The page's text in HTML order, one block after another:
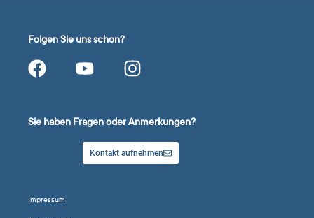
Folgen Sie uns schon?
Sie haben Fragen oder Anmerkungen?
Kontakt aufnehmen
Impressum